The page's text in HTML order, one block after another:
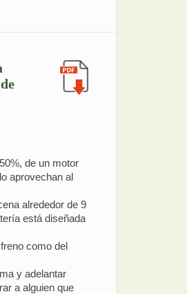
de un motor
aprovechan al
alrededor de 9
está diseñada
como del
y adelantar
a alguien que